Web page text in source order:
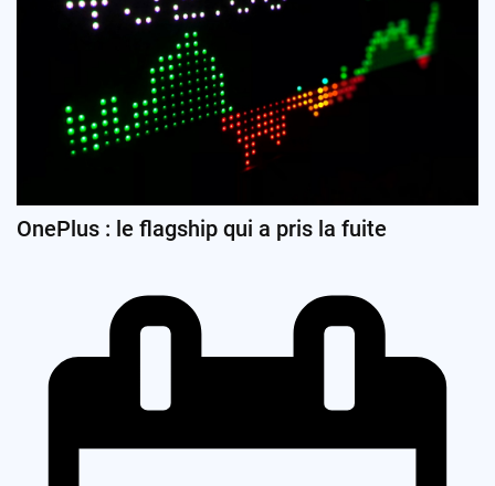
OnePlus : le flagship qui a pris la fuite